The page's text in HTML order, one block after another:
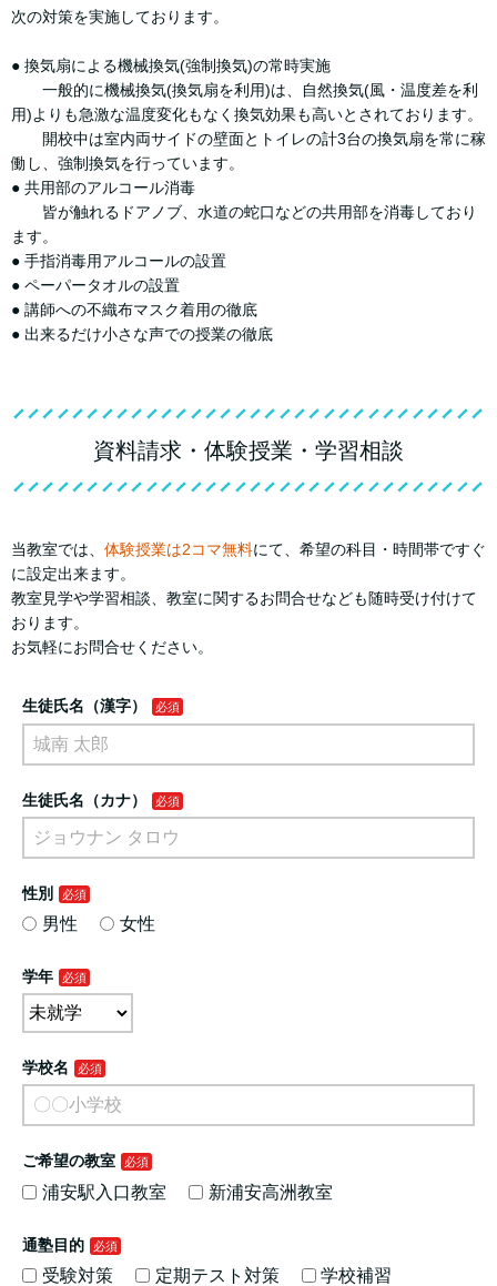
次の対策を実施しております。
● 換気扇による機械換気(強制換気)の常時実施
一般的に機械換気(換気扇を利用)は、自然換気(風・温度差を利
用)よりも急激な温度変化もなく換気効果も高いとされております。
開校中は室内両サイドの壁面とトイレの計3台の換気扇を常に稼
働し、強制換気を行っています。
● 共用部のアルコール消毒
皆が触れるドアノブ、水道の蛇口などの共用部を消毒しており
ます。
● 手指消毒用アルコールの設置
● ペーパータオルの設置
● 講師への不織布マスク着用の徹底
● 出来るだけ小さな声での授業の徹底
資料請求・体験授業・学習相談
当教室では、 体験授業は2コマ無料にて、希望の科目・時間帯ですぐ
に設定出来ます。
教室見学や学習相談、教室に関するお問合せなども随時受け付けて
おります。
お気軽にお問合せください。
生徒氏名（漢字）
生徒氏名（カナ）
性別
男性 女性
学年
学校名
ご希望の教室
浦安駅入口教室 新浦安高洲教室
通塾目的
受験対策 定期テスト対策
学校補習